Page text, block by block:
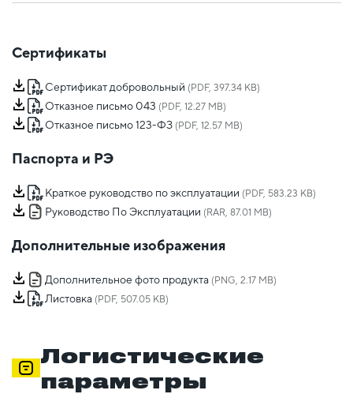
Сертификаты
Сертификат добровольный (PDF, 397.34 KB)
Отказное письмо 043 (PDF, 12.27 MB)
Отказное письмо 123-ФЗ (PDF, 12.57 MB)
Паспорта и РЭ
Краткое руководство по эксплуатации (PDF, 583.23 KB)
Руководство По Эксплуатации (RAR, 87.01 MB)
Дополнительные изображения
Дополнительное фото продукта (PNG, 2.17 MB)
Листовка (PDF, 507.05 KB)
Логистические
параметры